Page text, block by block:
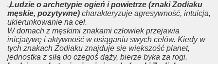
„Ludzie o archetypie ogień i powietrze (znaki Zodiaku
męskie, pozytywne) charakteryzuje agresywność, intuicja,
ukierunkowanie na cel.
W domach z męskimi znakami człowiek przejawia
inicjatywę i aktywność w osiąganiu swych celów. Kiedy w
tych znakach Zodiaku znajduje się większość planet,
jednostka z siłą do czegoś dąży, bierze byka za rogi.